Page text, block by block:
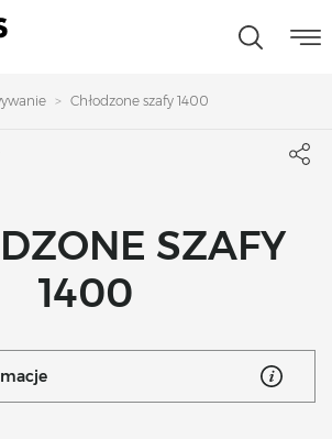
Chłodzone szafy 1400
SZAFY
1400